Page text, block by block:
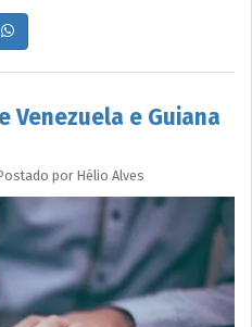
Venezuela e Guiana
porHélio Alves